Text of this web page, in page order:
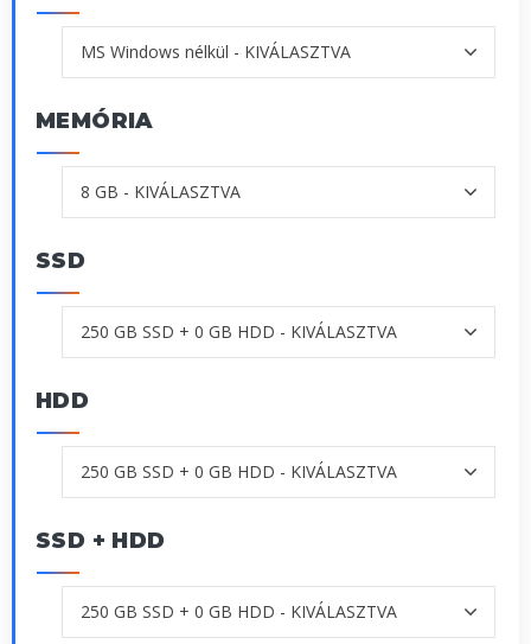
MEMÓRIA
SSD
HDD
SSD + HDD